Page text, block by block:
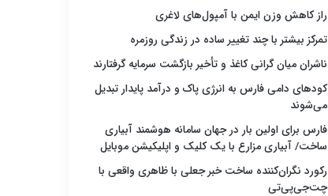
راز کاهش وزن ایمن با آمپول‌های لاغری
تمرکز بیشتر با چند تغییر ساده در زندگی روزمره
ناشران میان گرانی کاغذ و تأخیر بازگشت سرمایه گرفتارند
کودهای دامی فارس به انرژی پاک و درآمد پایدار تبدیل
می‌شوند
فارس برای اولین بار در جهان سامانه هوشمند آبیاری
ساخت/ آبیاری مزارع با یک کلیک و اپلیکیشن موبایل
رکورد نگران‌کننده ساخت خبر جعلی با ظاهری واقعی با
چت‌جی‌پی‌تی